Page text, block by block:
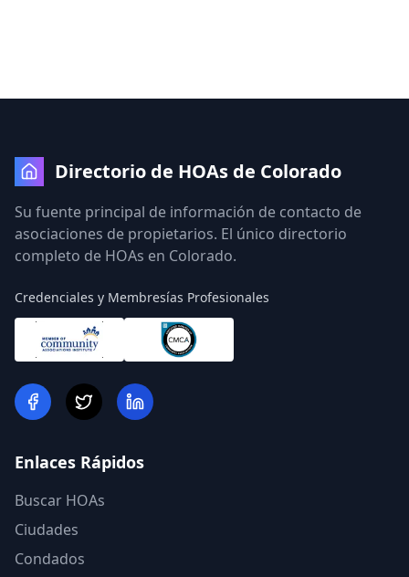
Directorio de HOAs de Colorado
Su fuente principal de información de contacto de
asociaciones de propietarios. El único directorio
completo de HOAs en Colorado.
Credenciales y Membresías Profesionales
Enlaces Rápidos
Buscar HOAs
Ciudades
Condados